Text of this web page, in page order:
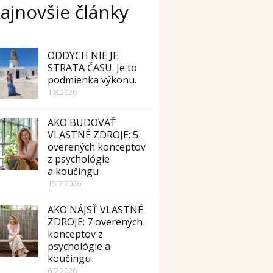
články
ODDYCH NIE JE
STRATA ČASU. Je to
podmienka výkonu.
1.8.2026
AKO BUDOVAŤ
VLASTNÉ ZDROJE: 5
overených konceptov
z psychológie
a koučingu
15.7.2026
AKO NÁJSŤ VLASTNÉ
ZDROJE: 7 overených
konceptov z
psychológie a
koučingu
6.7.2026